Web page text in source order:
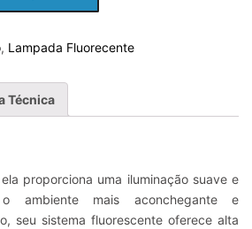
, Lampada Fluorecente
Técnica
proporciona uma iluminação suave e
ambiente mais aconchegante e
seu sistema fluorescente oferece alta